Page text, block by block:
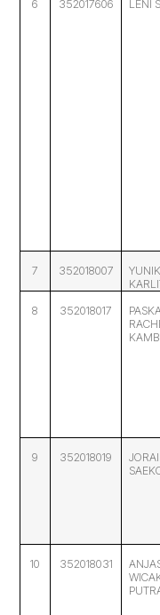
6 352017606 LENI
7 352018007
8 352018017
9 352018019
10 352018031